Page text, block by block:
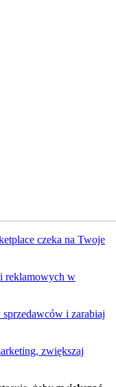
czeka na Twoje
reklamowych w
i zarabiaj
zwiększaj